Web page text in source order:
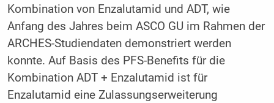
Kombination von Enzalutamid und ADT, wie
Anfang des Jahres beim ASCO GU im Rahmen der
ARCHES-Studiendaten demonstriert werden
konnte. Auf Basis des PFS-Benefits für die
Kombination ADT + Enzalutamid ist für
Enzalutamid eine Zulassungserweiterung